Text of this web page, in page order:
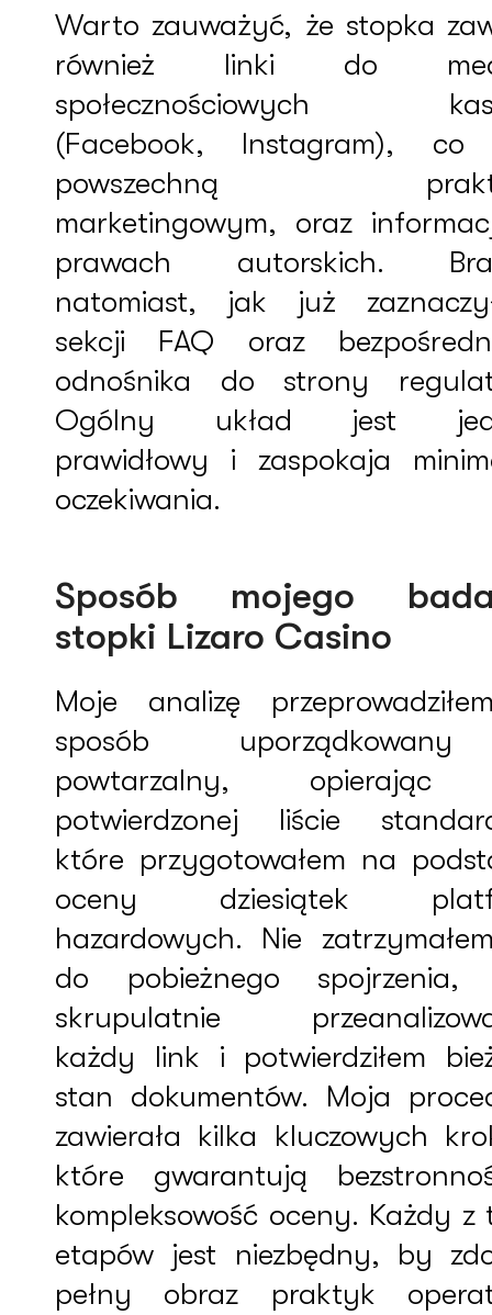
Warto zauważyć, że stopka
również linki do
społecznościowych
(Facebook, Instagram), co
powszechną
marketingowym, oraz
prawach autorskich.
natomiast, jak już
sekcji FAQ oraz
odnośnika do strony
Ogólny układ jest
prawidłowy i zaspokaja
oczekiwania.
Sposób mojego
stopki Lizaro Casino
Moje analizę
sposób
powtarzalny,
potwierdzonej liście
które przygotowałem na
oceny dziesiątek
hazardowych. Nie
do pobieżnego spojrzenia,
skrupulatnie
każdy link i potwierdziłem
stan dokumentów. Moja
zawierała kilka kluczowych
które gwarantują
kompleksowość oceny. Każdy z
etapów jest niezbędny, by
pełny obraz praktyk